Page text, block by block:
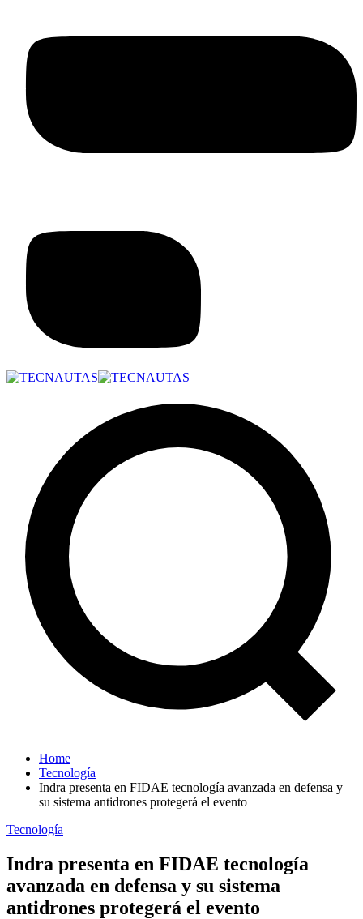
Home
Tecnología
Indra presenta en FIDAE tecnología avanzada en defensa y
su sistema antidrones protegerá el evento
Tecnología
Indra presenta en FIDAE tecnología
avanzada en defensa y su sistema
antidrones protegerá el evento